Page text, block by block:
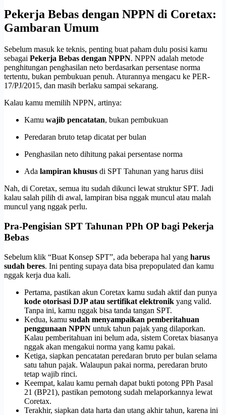
Pekerja Bebas dengan NPPN di Coretax:
Gambaran Umum
Sebelum masuk ke teknis, penting buat paham dulu posisi kamu
sebagai Pekerja Bebas dengan NPPN. NPPN adalah metode
penghitungan penghasilan neto berdasarkan persentase norma
tertentu, bukan pembukuan penuh. Aturannya mengacu ke PER-
17/PJ/2015, dan masih berlaku sampai sekarang.
Kalau kamu memilih NPPN, artinya:
Kamu wajib pencatatan, bukan pembukuan
Peredaran bruto tetap dicatat per bulan
Penghasilan neto dihitung pakai persentase norma
Ada lampiran khusus di SPT Tahunan yang harus diisi
Nah, di Coretax, semua itu sudah dikunci lewat struktur SPT. Jadi
kalau salah pilih di awal, lampiran bisa nggak muncul atau malah
muncul yang nggak perlu.
Pra-Pengisian SPT Tahunan PPh OP bagi Pekerja
Bebas
Sebelum klik “Buat Konsep SPT”, ada beberapa hal yang harus
sudah beres. Ini penting supaya data bisa prepopulated dan kamu
nggak kerja dua kali.
Pertama, pastikan akun Coretax kamu sudah aktif dan punya
kode otorisasi DJP atau sertifikat elektronik yang valid.
Tanpa ini, kamu nggak bisa tanda tangan SPT.
Kedua, kamu sudah menyampaikan pemberitahuan
penggunaan NPPN untuk tahun pajak yang dilaporkan.
Kalau pemberitahuan ini belum ada, sistem Coretax biasanya
nggak akan mengakui norma yang kamu pakai.
Ketiga, siapkan pencatatan peredaran bruto per bulan selama
satu tahun pajak. Walaupun pakai norma, peredaran bruto
tetap wajib rinci.
Keempat, kalau kamu pernah dapat bukti potong PPh Pasal
21 (BP21), pastikan pemotong sudah melaporkannya lewat
Coretax.
Terakhir, siapkan data harta dan utang akhir tahun, karena ini